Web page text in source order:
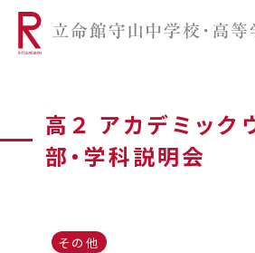
高２ アカデミッ
部・学科説明会
その他